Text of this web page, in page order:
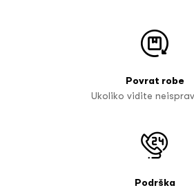
Povrat robe
Ukoliko vidite
Podrška